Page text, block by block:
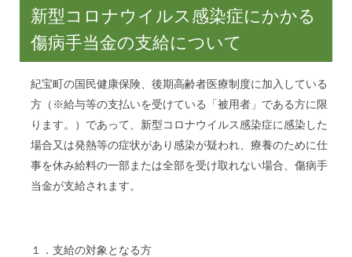
新型コロナウイルス感染症にかかる
傷病手当金の支給について
紀宝町の国民健康保険、後期高齢者医療制度に加入している
方（※給与等の支払いを受けている「被用者」である方に限
ります。）であって、新型コロナウイルス感染症に感染した
場合又は発熱等の症状があり感染が疑われ、療養のために仕
事を休み給料の一部または全部を受け取れない場合、傷病手
当金が支給されます。
１．支給の対象となる方